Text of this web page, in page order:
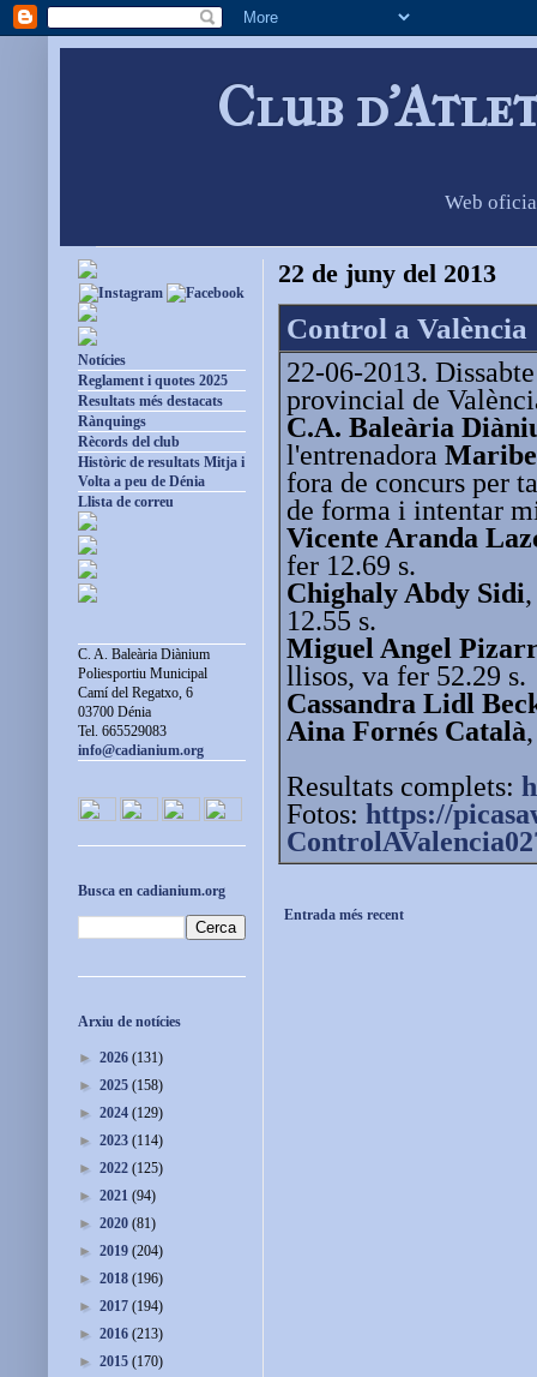
Club
Web
22 de juny del 2013
Control a València
22-06-2013.
provincial de
C.A. Baleària
l'entrenadora
fora de concurs per
de forma i intentar
Vicente Aranda
fer 12.69 s.
Chighaly Abdy Sidi
12.55 s.
Miguel Angel
llisos, va fer 52.29 s.
Cassandra Lidl
Aina Fornés Català
Resultats complets:
Fotos: https://
Entrada més recent
Notícies
Reglament i quotes 2025
Resultats més destacats
Rànquings
Rècords del club
Històric de resultats Mitja i
Volta a peu de Dénia
Llista de correu
C. A. Baleària Diànium
Poliesportiu Municipal
Camí del Regatxo, 6
03700 Dénia
Tel. 665529083
info@cadianium.org
Busca en cadianium.org
Arxiu de notícies
► 2026 (131)
► 2025 (158)
► 2024 (129)
► 2023 (114)
► 2022 (125)
► 2021 (94)
► 2020 (81)
► 2019 (204)
► 2018 (196)
► 2017 (194)
► 2016 (213)
► 2015 (170)